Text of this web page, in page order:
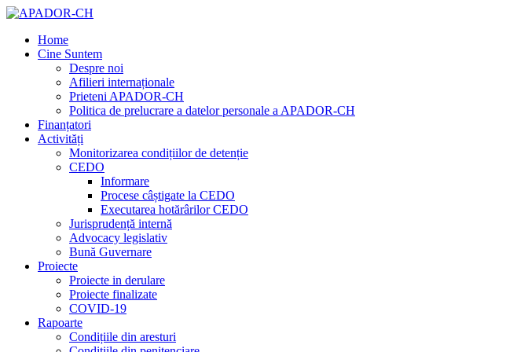
Home
Cine Suntem
Despre noi
Afilieri internaționale
Prieteni APADOR-CH
Politica de prelucrare a datelor personale a APADOR-CH
Finanțatori
Activități
Monitorizarea condițiilor de detenție
CEDO
Informare
Procese câștigate la CEDO
Executarea hotărârilor CEDO
Jurisprudență internă
Advocacy legislativ
Bună Guvernare
Proiecte
Proiecte in derulare
Proiecte finalizate
COVID-19
Rapoarte
Condițiile din aresturi